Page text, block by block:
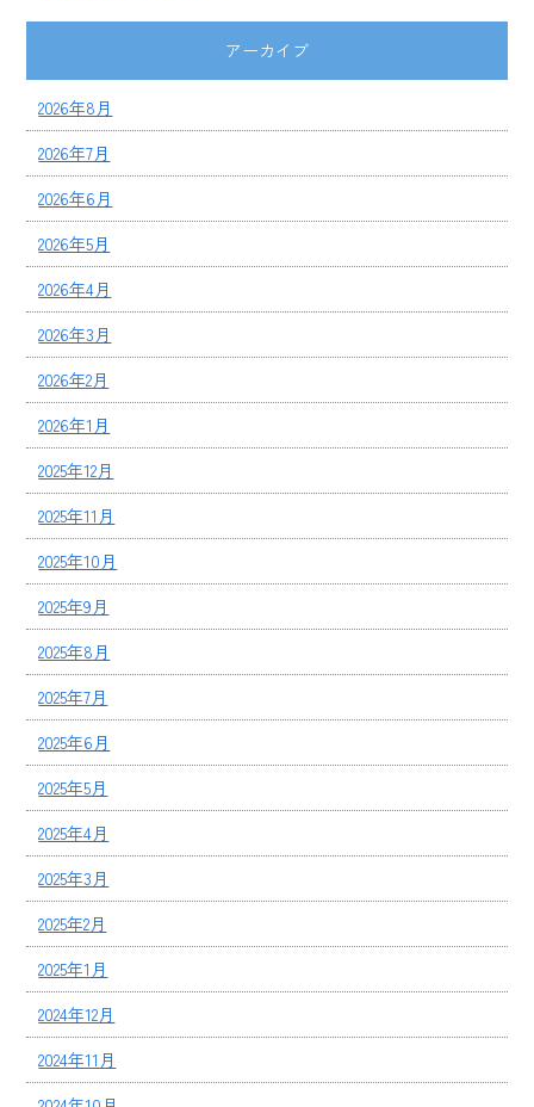
アーカイブ
2026年8月
2026年7月
2026年6月
2026年5月
2026年4月
2026年3月
2026年2月
2026年1月
2025年12月
2025年11月
2025年10月
2025年9月
2025年8月
2025年7月
2025年6月
2025年5月
2025年4月
2025年3月
2025年2月
2025年1月
2024年12月
2024年11月